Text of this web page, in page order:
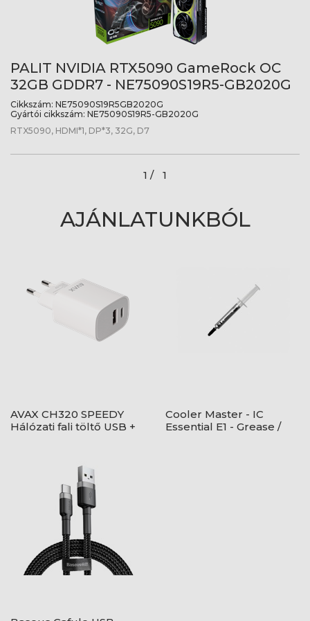
PALIT NVIDIA RTX5090 GameRock OC
32GB GDDR7 - NE75090S19R5-GB2020G
Cikkszám: NE75090S19R5GB2020G
Gyártói cikkszám: NE75090S19R5-GB2020G
RTX5090, HDMI*1, DP*3, 32G, D7
1 / 1
AJÁNLATUNKBÓL
AVAX CH320 SPEEDY
Hálózati fali töltő USB +
Cooler Master - IC
Essential E1 - Grease /